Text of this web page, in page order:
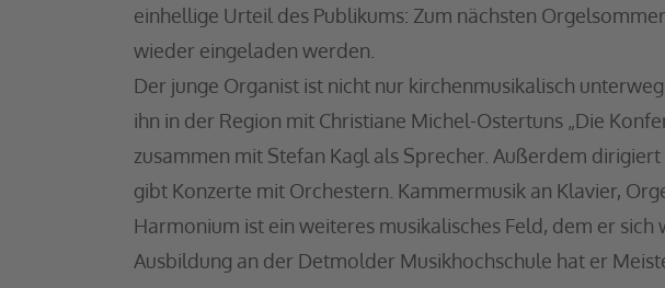
einhellige Urteil des Publikums: Zum nächsten
wieder eingeladen werden.
Der junge Organist ist nicht nur kirchenmusikalisch
ihn in der Region mit Christiane Michel-Ostertuns „Die
zusammen mit Stefan Kagl als Sprecher. Außerdem
gibt Konzerte mit Orchestern. Kammermusik an Klavier,
Harmonium ist ein weiteres musikalisches Feld, dem er sich
Ausbildung an der Detmolder Musikhochschule hat er